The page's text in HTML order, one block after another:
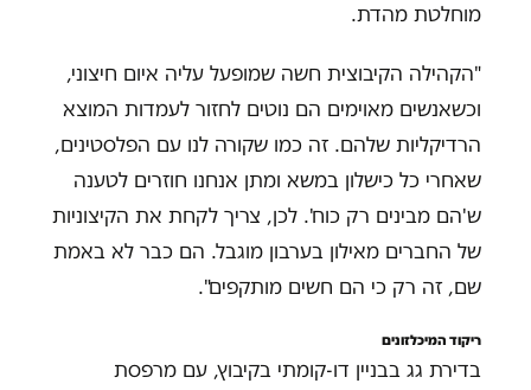
מוחלטת מהדת.
"הקהילה הקיבוצית חשה שמופעל עליה איום חיצוני,
וכשאנשים מאוימים הם נוטים לחזור לעמדות המוצא
הרדיקליות שלהם. זה כמו שקורה לנו עם הפלסטינים,
שאחרי כל כישלון במשא ומתן אנחנו חוזרים לטענה
ש'הם מבינים רק כוח'. לכן, צריך לקחת את הקיצוניות
של החברים מאילון בערבון מוגבל. הם כבר לא באמת
שם, זה רק כי הם חשים מותקפים".
ריקוד המיכלזונים
בדירת גג בבניין דו-קומתי בקיבוץ, עם מרפסת